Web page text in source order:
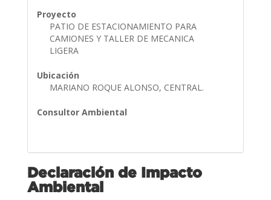
Proyecto
PATIO DE ESTACIONAMIENTO PARA
CAMIONES Y TALLER DE MECANICA
LIGERA
Ubicación
MARIANO ROQUE ALONSO, CENTRAL.
Consultor Ambiental
Declaración de Impacto
Ambiental